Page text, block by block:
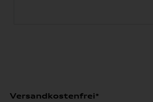
Versandkostenfrei*